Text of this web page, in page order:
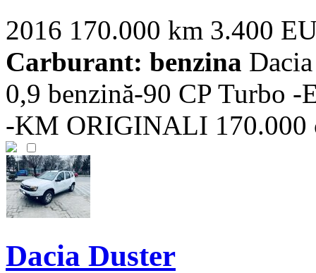
2016 170.000 km 3.400
Carburant: benzina
0,9 benzină-90 CP Turbo -
-KM ORIGINALI 170.000
Dacia Duster